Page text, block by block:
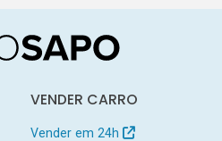
VENDER CARRO
Vender em 24h